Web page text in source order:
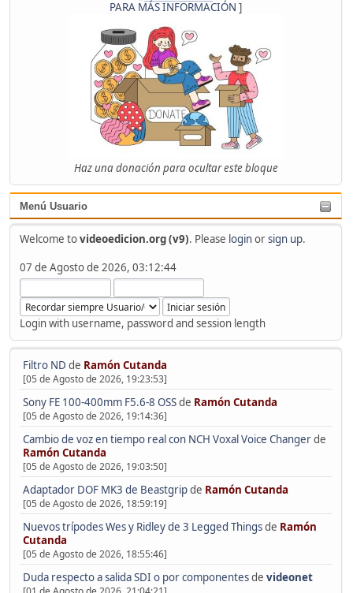
PARA MÁS INFORMACIÓN ]
Haz una donación para ocultar este bloque
Menú Usuario
Welcome tovideoedicion.org (v9). Please loginorsign up.
07 de Agosto de 2026, 03:12:44
Login with username, password and session length
Filtro ND de Ramón Cutanda
[05 de Agosto de 2026, 19:23:53]
Sony FE 100-400mm F5.6-8 OSSde Ramón Cutanda
[05 de Agosto de 2026, 19:14:36]
Cambio de voz en tiempo real con NCH Voxal Voice Changerde
Ramón Cutanda
[05 de Agosto de 2026, 19:03:50]
Adaptador DOF MK3 de Beastgripde Ramón Cutanda
[05 de Agosto de 2026, 18:59:19]
Nuevos trípodes Wes y Ridley de 3 Legged Thingsde Ramón
Cutanda
[05 de Agosto de 2026, 18:55:46]
Duda respecto a salida SDI o por componentesde videonet